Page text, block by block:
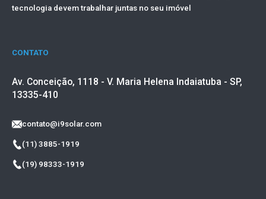
tecnologia devem trabalhar juntas no seu imóvel
CONTATO
Av. Conceição, 1118 - V. Maria Helena Indaiatuba - SP,
13335-410
contato@i9solar.com
(11) 3885-1919
(19) 98333-1919